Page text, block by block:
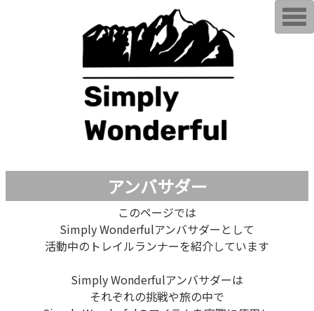
アンバサダー
このページでは
Simply Wonderfulアンバサダーとして
活動中のトレイルランナーを紹介しています
Simply Wonderfulアンバサダーは
それぞれの挑戦や旅の中で
T
o
g
n